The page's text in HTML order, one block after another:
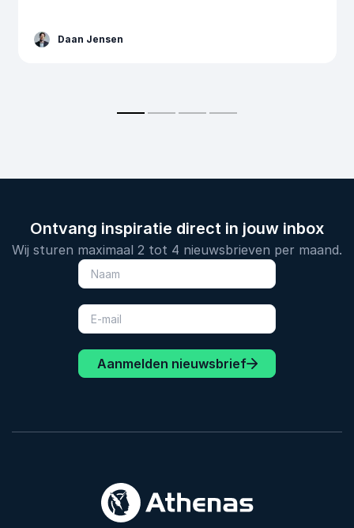
Daan Jensen
Ontvang inspiratie direct in jouw inbox
Wij sturen maximaal 2 tot 4 nieuwsbrieven per maand.
Aanmelden nieuwsbrief